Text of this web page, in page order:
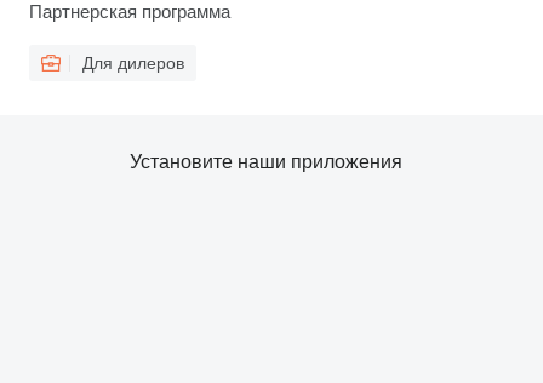
Партнерская программа
Для дилеров
Установите наши приложения